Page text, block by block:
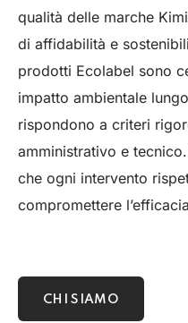
qualità delle marche
di affidabilità e
prodotti Ecolabel sono
impatto ambientale
rispondono a criteri
amministrativo e
che ogni intervento
compromettere
CHI SIAMO